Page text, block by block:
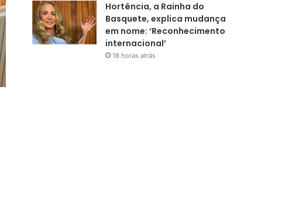
Hortência, a Rainha do
Basquete, explica mudança
em nome: ‘Reconhecimento
internacional’
18 horas atrás